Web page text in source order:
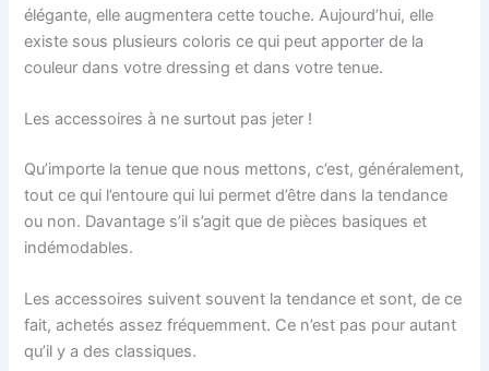
élégante, elle augmentera cette touche. Aujourd’hui, elle
existe sous plusieurs coloris ce qui peut apporter de la
couleur dans votre dressing et dans votre tenue.
Les accessoires à ne surtout pas jeter !
Qu’importe la tenue que nous mettons, c’est, généralement,
tout ce qui l’entoure qui lui permet d’être dans la tendance
ou non. Davantage s’il s’agit que de pièces basiques et
indémodables.
Les accessoires suivent souvent la tendance et sont, de ce
fait, achetés assez fréquemment. Ce n’est pas pour autant
qu’il y a des classiques.